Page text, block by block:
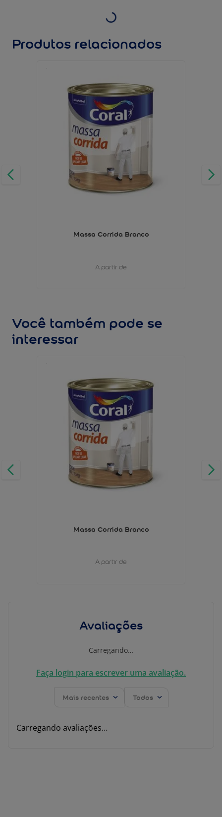
Produtos relacionados
Massa Corrida Branco
A partir de
Você também pode se
interessar
Massa Corrida Branco
A partir de
Avaliações
Carregando…
Faça login para escrever uma avaliação.
Mais recentes Todos
Carregando avaliações…